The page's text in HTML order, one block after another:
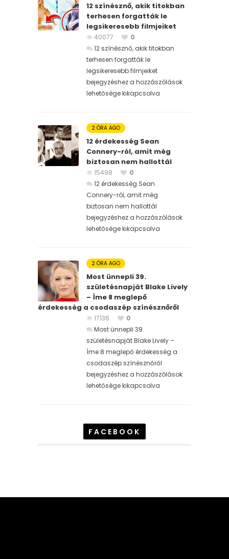
12 színésznő, akik titokban
terhesen forgatták le
legsikeresebb filmjeiket
40077
0
12 színésznő, akik titokban
terhesen forgatták le
legsikeresebb filmjeiket
bejegyzéshez a hozzászólások
lehetősége kikapcsolva
2 ÓRA AGO
12 érdekesség Sean
Connery-ról, amit még
biztosan nem hallottál
15498
0
12 érdekesség Sean
Connery-ról, amit még
biztosan nem hallottál
bejegyzéshez a hozzászólások
lehetősége kikapcsolva
2 ÓRA AGO
Most ünnepli 39.
születésnapját Blake Lively
– Íme 8 meglepő
érdekesség a csodaszép színésznőről
17136
0
Most ünnepli 39.
születésnapját Blake Lively –
Íme 8 meglepő érdekesség a
csodaszép színésznőről
bejegyzéshez a hozzászólások
lehetősége kikapcsolva
FACEBOOK